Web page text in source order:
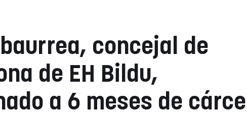
concejal de
de EH Bildu,
a 6 meses de cárcel